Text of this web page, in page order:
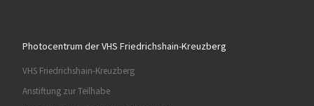
Photocentrum der VHS Friedrichshain-Kreuzberg
VHS Friedrichshain-Kreuzberg
Anstiftung zur Teilhabe